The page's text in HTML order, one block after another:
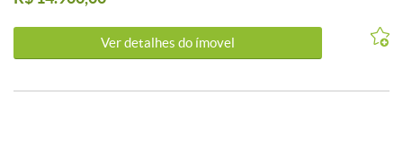
armários. Conta ainda com uma área anexa com entrada
independente, composta por portão individual, duas áreas
Ver detalhes do ímovel